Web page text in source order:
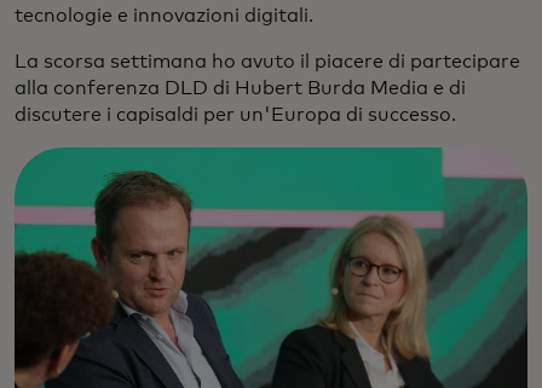
tecnologie e innovazioni digitali.
La scorsa settimana ho avuto il piacere di partecipare
alla conferenza DLD di Hubert Burda Media e di
discutere i capisaldi per un'Europa di successo.